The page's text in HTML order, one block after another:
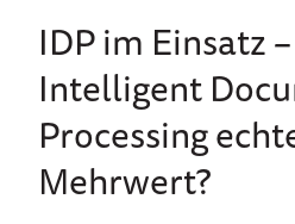
IDP im Einsatz–
Intelligent
Processing
Mehrwert?